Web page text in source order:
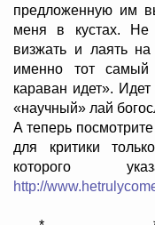
предложенную им
меня в кустах. Не
визжать и лаять
именно тот самый
караван идет».
«научный» лай
А теперь
для критики
http://